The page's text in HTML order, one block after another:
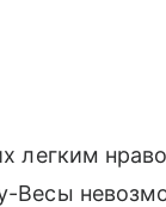
легким
Весы